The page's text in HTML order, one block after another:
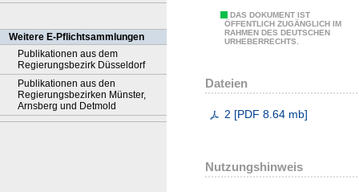
Weitere E-Pflichtsammlungen
Publikationen aus dem
Regierungsbezirk Düsseldorf
Publikationen aus den
Regierungsbezirken Münster,
Arnsberg und Detmold
DAS DOKUMENT IST
ÖFFENTLICH ZUGÄNGLICH IM
RAHMEN DES DEUTSCHEN
URHEBERRECHTS.
Dateien
2 [PDF 8.64 mb]
Nutzungshinweis